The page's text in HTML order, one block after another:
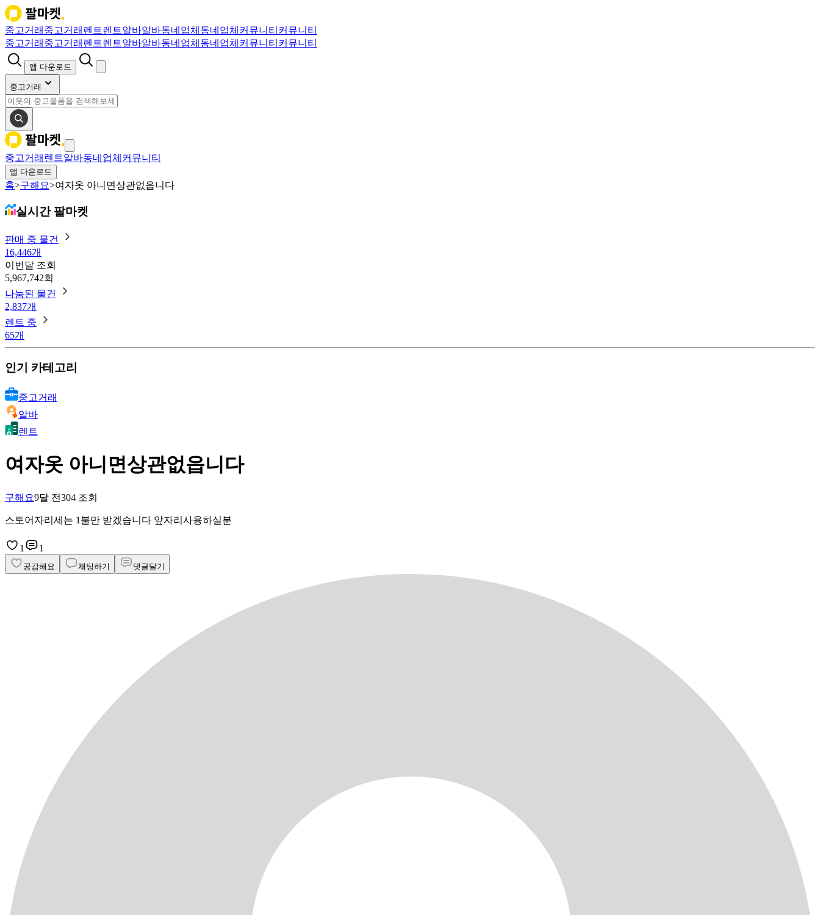
중고거래 중고거래 렌트렌트알바알바동네업체 동네업체 커뮤니티 커뮤니티
중고거래 중고거래 렌트렌트알바알바동네업체 동네업체 커뮤니티 커뮤니티
앱 다운로드
중고거래
중고거래 렌트알바동네업체 커뮤니티
앱 다운로드
홈>구해요>여자옷 아니면상관없읍니다
실시간 팔마켓
판매 중 물건
16,446개
이번달 조회
5,967,742회
나눔된 물건
2,837개
렌트 중
65개
인기 카테고리
중고거래
알바
렌트
여자옷 아니면상관없읍니다
구해요9달 전304 조회
스토어자리세는 1불만 받겠습니다 앞자리사용하실분
1 1
공감해요 채팅하기 댓글달기